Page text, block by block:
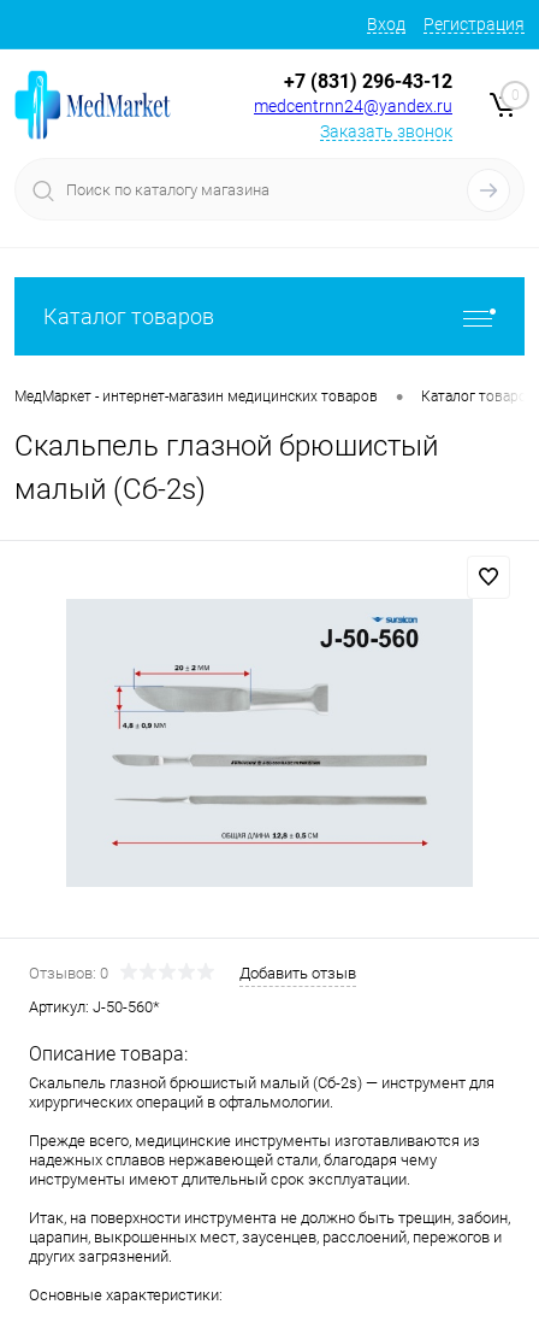
Вход Регистрация
+7 (831) 296-43-12
medcentrnn24@yandex.ru
Заказать звонок
0
Каталог товаров
МедМаркет - интернет-магазин медицинских товаров • Каталог товаров
Cкальпель глазной брюшистый
малый (Cб-2s)
Отзывов: 0
Добавить отзыв
Артикул: J-50-560*
Описание товара:
Cкальпель глазной брюшистый малый (Cб-2s) — инструмент для
хирургических операций в офтальмологии.
Прежде всего, медицинские инструменты изготавливаются из
надежных сплавов нержавеющей стали, благодаря чему
инструменты имеют длительный срок эксплуатации.
Итак, на поверхности инструмента не должно быть трещин, забоин,
царапин, выкрошенных мест, заусенцев, расслоений, пережогов и
других загрязнений.
Основные характеристики: